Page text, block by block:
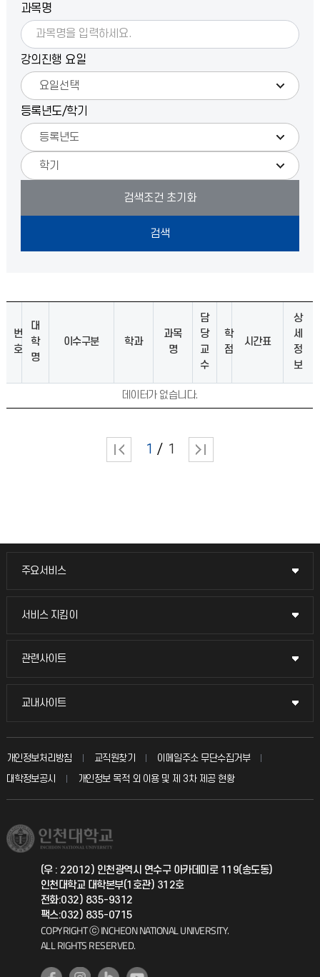
과목명
강의진행 요일
등록년도/학기
번
호
대
학
명
이수구분 학과
과목
명
담
당
교
수
학
점
시간표
상
세
정
보
데이터가 없습니다.
1 1
주요서비스
주요서비스
교무회의방송
입학안내
취업정보(학생)
서비스 지킴이
서비스 지킴이
묻고 답하기
칭찬마당
학생서비스 지킴이
관련사이트
관련사이트
국방헬프콜
총동문회
교내사이트
교내사이트
교수회
교육혁신본부
국제지원과
공자아카데미
기초교육원
개인정보처리방침 교직원찾기
이메일주소 무단수집거부
대학정보공시
개인정보 목적 외 이용 및 제 3차 제공 현황
(우 : 22012) 인천광역시 연수구 아카데미로 119(송도동)
인천대학교 대학본부(1호관) 312호
전화:032) 835-9312
팩스:032) 835-0715
COPYRIGHT ⓒ INCHEON NATIONAL UNIVERSITY.
ALL RIGHTS RESERVED.